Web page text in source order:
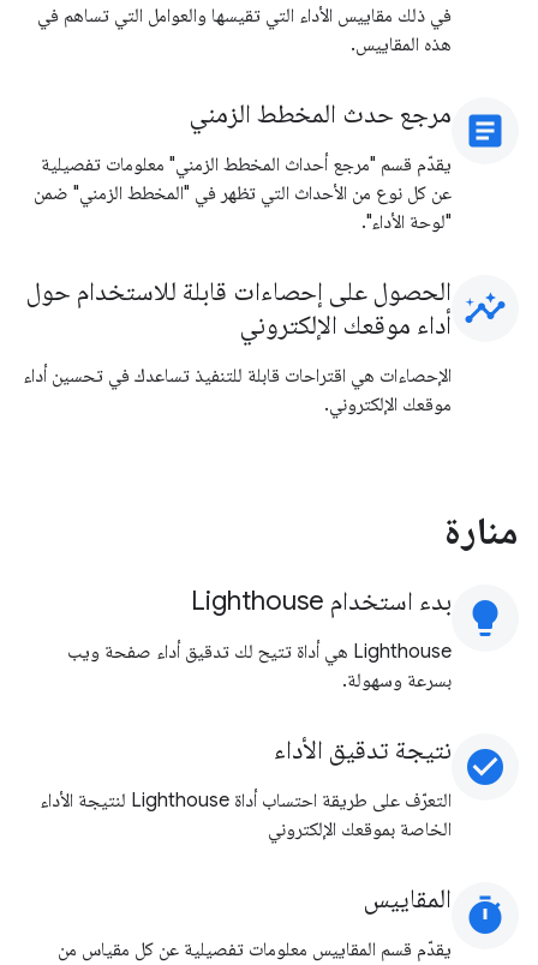
في ذلك مقاييس الأداء التي تقيسها والعوامل التي تساهم في
هذه المقاييس.
article مرجع حدث المخطط الزمني
يقدّم قسم "مرجع أحداث المخطط الزمني" معلومات تفصيلية
عن كل نوع من الأحداث التي تظهر في "المخطط الزمني" ضمن
"لوحة الأداء".
insights الحصول على إحصاءات قابلة للاستخدام حول
أداء موقعك الإلكتروني
الإحصاءات هي اقتراحات قابلة للتنفيذ تساعدك في تحسين أداء
موقعك الإلكتروني.
منارة
lightbulb بدء استخدام Lighthouse
‫Lighthouse هي أداة تتيح لك تدقيق أداء صفحة ويب
بسرعة وسهولة.
check_circle نتيجة تدقيق الأداء
التعرّف على طريقة احتساب أداة Lighthouse لنتيجة الأداء
الخاصة بموقعك الإلكتروني
timer المقاييس
يقدّم قسم المقاييس معلومات تفصيلية عن كل مقياس من